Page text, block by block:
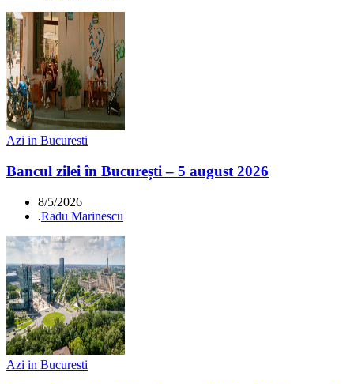
Azi in Bucuresti
Bancul zilei în București – 5 august 2026
8/5/2026
.Radu Marinescu
Azi in Bucuresti